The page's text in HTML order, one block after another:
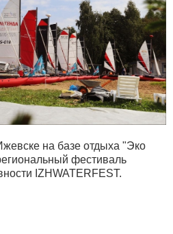
на базе отдыха "Эко
фестиваль
IZHWATERFEST.